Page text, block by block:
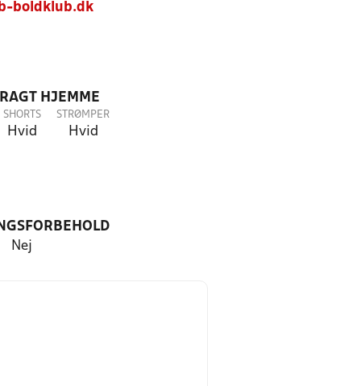
boldklub.dk
HJEMME
SHORTS
Hvid
STRØMPER
Hvid
Nej